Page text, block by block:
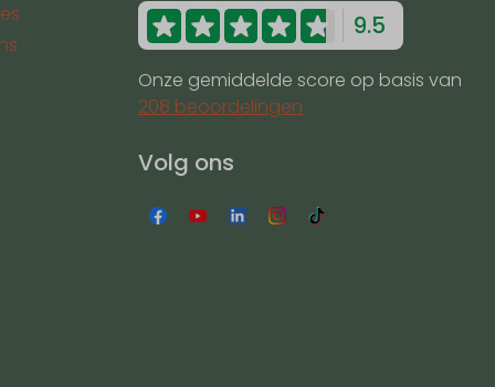
9.5
Onze gemiddelde score op basis van
208 beoordelingen
Volg ons